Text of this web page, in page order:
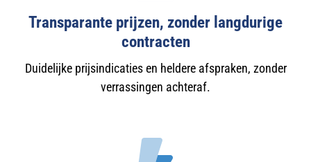
Transparante prijzen, zonder langdurige
contracten
Duidelijke prijsindicaties en heldere afspraken, zonder
verrassingen achteraf.